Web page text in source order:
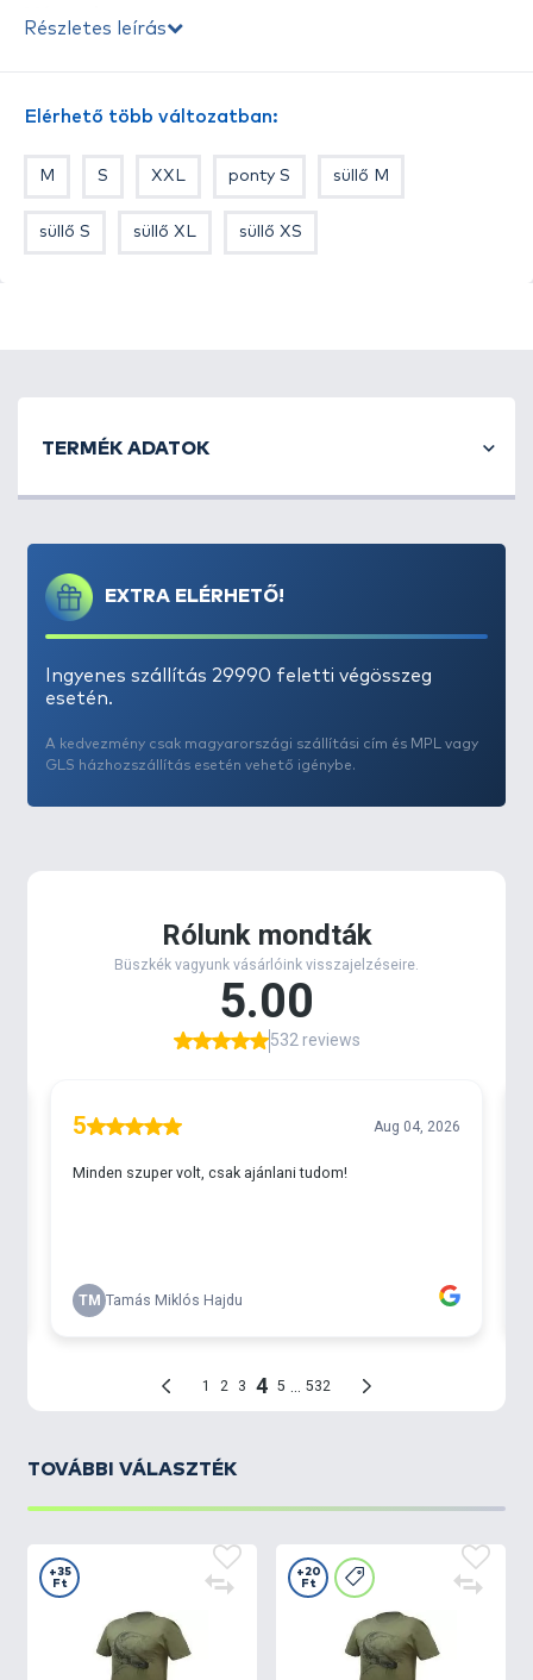
Részletes leírás
Elérhető több változatban:
M S XXL ponty S süllő M
süllő S süllő XL süllő XS
EXTRA ELÉRHETŐ!
Ingyenes szállítás 29990 feletti végösszeg
esetén.
A kedvezmény csak magyarországi szállítási cím és MPL vagy
GLS házhozszállítás esetén vehető igénybe.
TOVÁBBI VÁLASZTÉK
+35
Ft
+20
Ft
TERMÉK ADATOK